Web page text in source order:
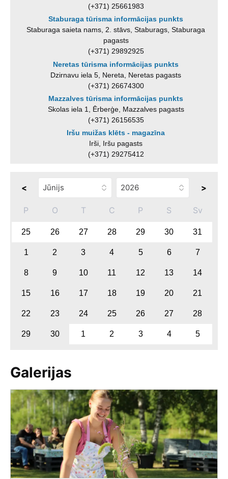
(+371) 25661983
Staburaga tūrisma informācijas punkts
Staburaga saieta nams, 2. stāvs, Staburags, Staburaga
pagasts
(+371) 29892925
Neretas tūrisma informācijas punkts
Dzirnavu iela 5, Nereta, Neretas pagasts
(+371) 26674300
Mazzalves tūrisma informācijas punkts
Skolas iela 1, Ērberģe, Mazzalves pagasts
(+371) 26156535
Iršu muižas klēts - magazīna
Irši, Iršu pagasts
(+371) 29275412
< >
P O T C P S Sv
25 26 27 28 29 30 31
1 2 3 4 5 6 7
8 9 10 11 12 13 14
15 16 17 18 19 20 21
22 23 24 25 26 27 28
29 30 1 2 3 4 5
Galerijas